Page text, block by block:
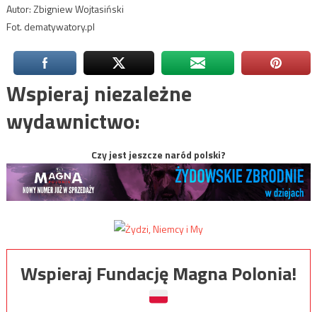
Autor: Zbigniew Wojtasiński
Fot. dematywatory.pl
Wspieraj niezależne
wydawnictwo:
Czy jest jeszcze naród polski?
Wspieraj Fundację Magna Polonia!